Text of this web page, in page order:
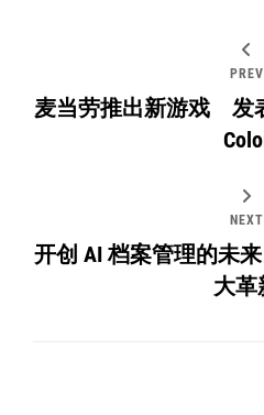
PREV
麦当劳推出新游戏 发
NEXT
开创 AI 档案管理的未
大革